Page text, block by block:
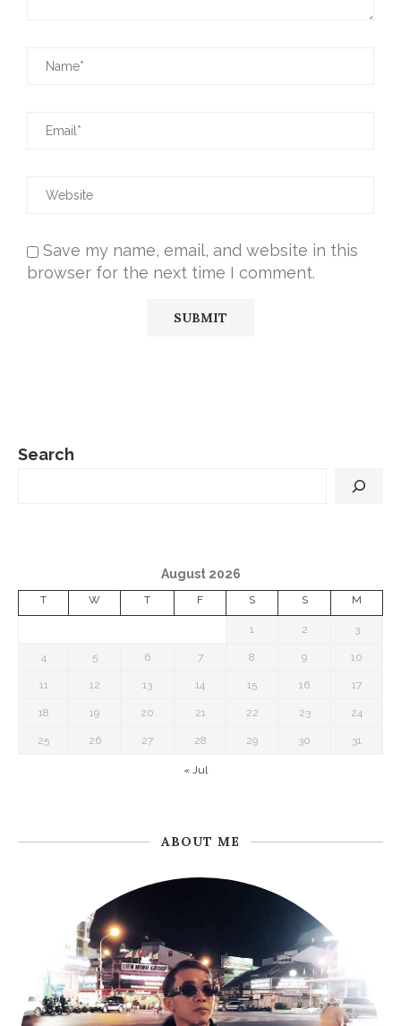
Save my name, email, and website in this
browser for the next time I comment.
Search
August 2026
T W T F S S M
1 2 3
4 5 6 7 8 9 10
11 12 13 14 15 16 17
18 19 20 21 22 23 24
25 26 27 28 29 30 31
« Jul
ABOUT ME